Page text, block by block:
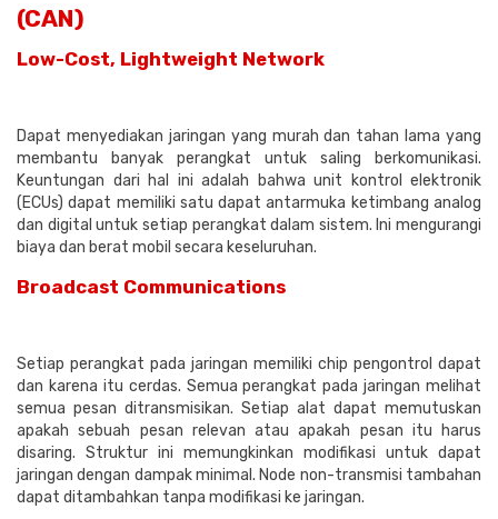
(CAN)
Low-Cost, Lightweight Network
Dapat menyediakan jaringan yang murah dan tahan lama yang
membantu banyak perangkat untuk saling berkomunikasi.
Keuntungan dari hal ini adalah bahwa unit kontrol elektronik
(ECUs) dapat memiliki satu dapat antarmuka ketimbang analog
dan digital untuk setiap perangkat dalam sistem. Ini mengurangi
biaya dan berat mobil secara keseluruhan.
Broadcast Communications
Setiap perangkat pada jaringan memiliki chip pengontrol dapat
dan karena itu cerdas. Semua perangkat pada jaringan melihat
semua pesan ditransmisikan. Setiap alat dapat memutuskan
apakah sebuah pesan relevan atau apakah pesan itu harus
disaring. Struktur ini memungkinkan modifikasi untuk dapat
jaringan dengan dampak minimal. Node non-transmisi tambahan
dapat ditambahkan tanpa modifikasi ke jaringan.